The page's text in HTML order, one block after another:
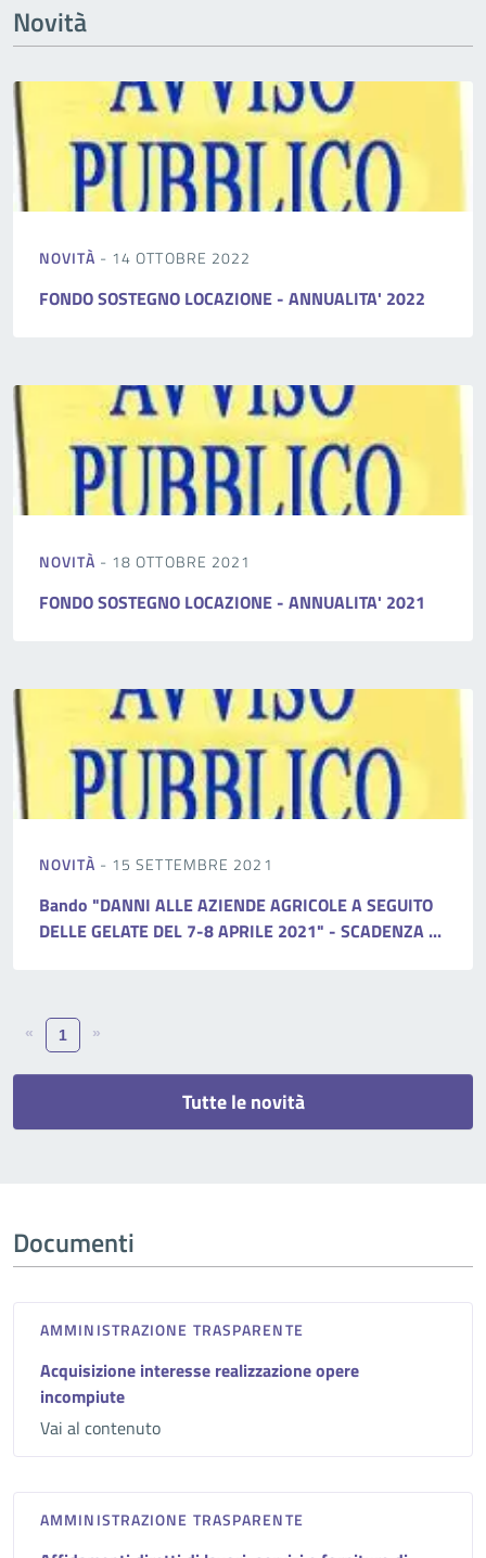
Novità
NOVITÀ - 14 OTTOBRE 2022
FONDO SOSTEGNO LOCAZIONE - ANNUALITA' 2022
NOVITÀ - 18 OTTOBRE 2021
FONDO SOSTEGNO LOCAZIONE - ANNUALITA' 2021
NOVITÀ - 15 SETTEMBRE 2021
Bando "DANNI ALLE AZIENDE AGRICOLE A SEGUITO
DELLE GELATE DEL 7-8 APRILE 2021" - SCADENZA ...
« 1 »
Tutte le novità
Documenti
AMMINISTRAZIONE TRASPARENTE
Acquisizione interesse realizzazione opere
incompiute
Vai al contenuto
AMMINISTRAZIONE TRASPARENTE